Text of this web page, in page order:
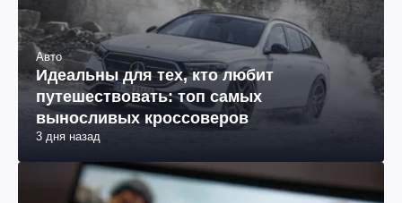
Авто
Идеальны для тех, кто любит
путешествовать: топ самых
выносливых кроссоверов
3 дня назад